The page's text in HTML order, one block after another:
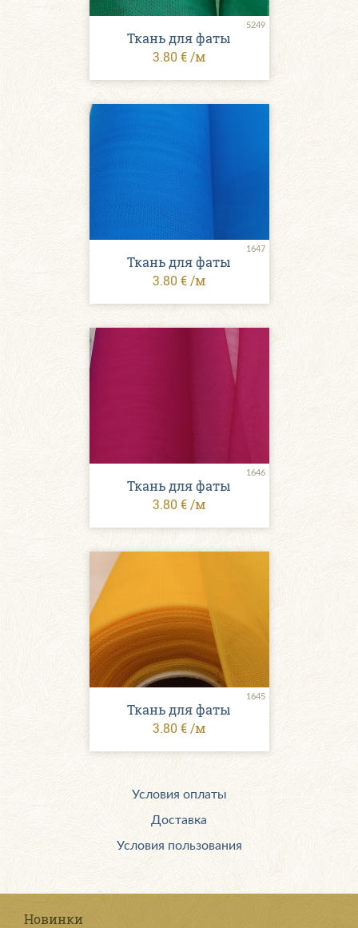
5249
Ткань для фаты
3.80 € /м
1647
Ткань для фаты
3.80 € /м
1646
Ткань для фаты
3.80 € /м
1645
Ткань для фаты
3.80 € /м
Условия оплаты
Доставка
Условия пользования
Новинки